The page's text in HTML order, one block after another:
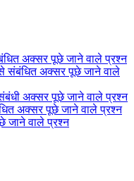
अक्सर पूछे जाने वाले प्रश्न
से संबंधित अक्सर पूछे जाने वाले
अक्सर पूछे जाने वाले प्रश्न
अक्सर पूछे जाने वाले प्रश्न
जाने वाले प्रश्न